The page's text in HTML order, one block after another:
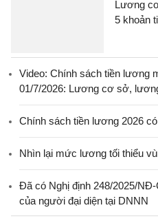
Lương
5 khoản
Video: Chính sách tiền lương
01/7/2026: Lương cơ sở,
Chính sách tiền lương 2026
Nhìn lại mức lương tối thiểu
Đã có Nghị định 248/2025/
của người đại diện tại DNNN